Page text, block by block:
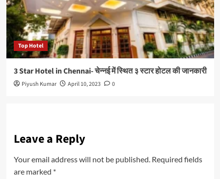
Top Hotel
3 Star Hotel in Chennai- चेन्नई में स्थित ३ स्टार होटल की जानकारी
Piyush Kumar April 10, 2023 0
Leave a Reply
Your email address will not be published. Required fields
are marked *